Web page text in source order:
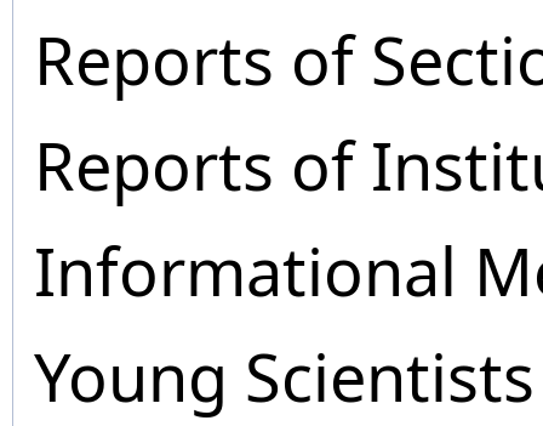
Reports of
Reports of
Informational
Young